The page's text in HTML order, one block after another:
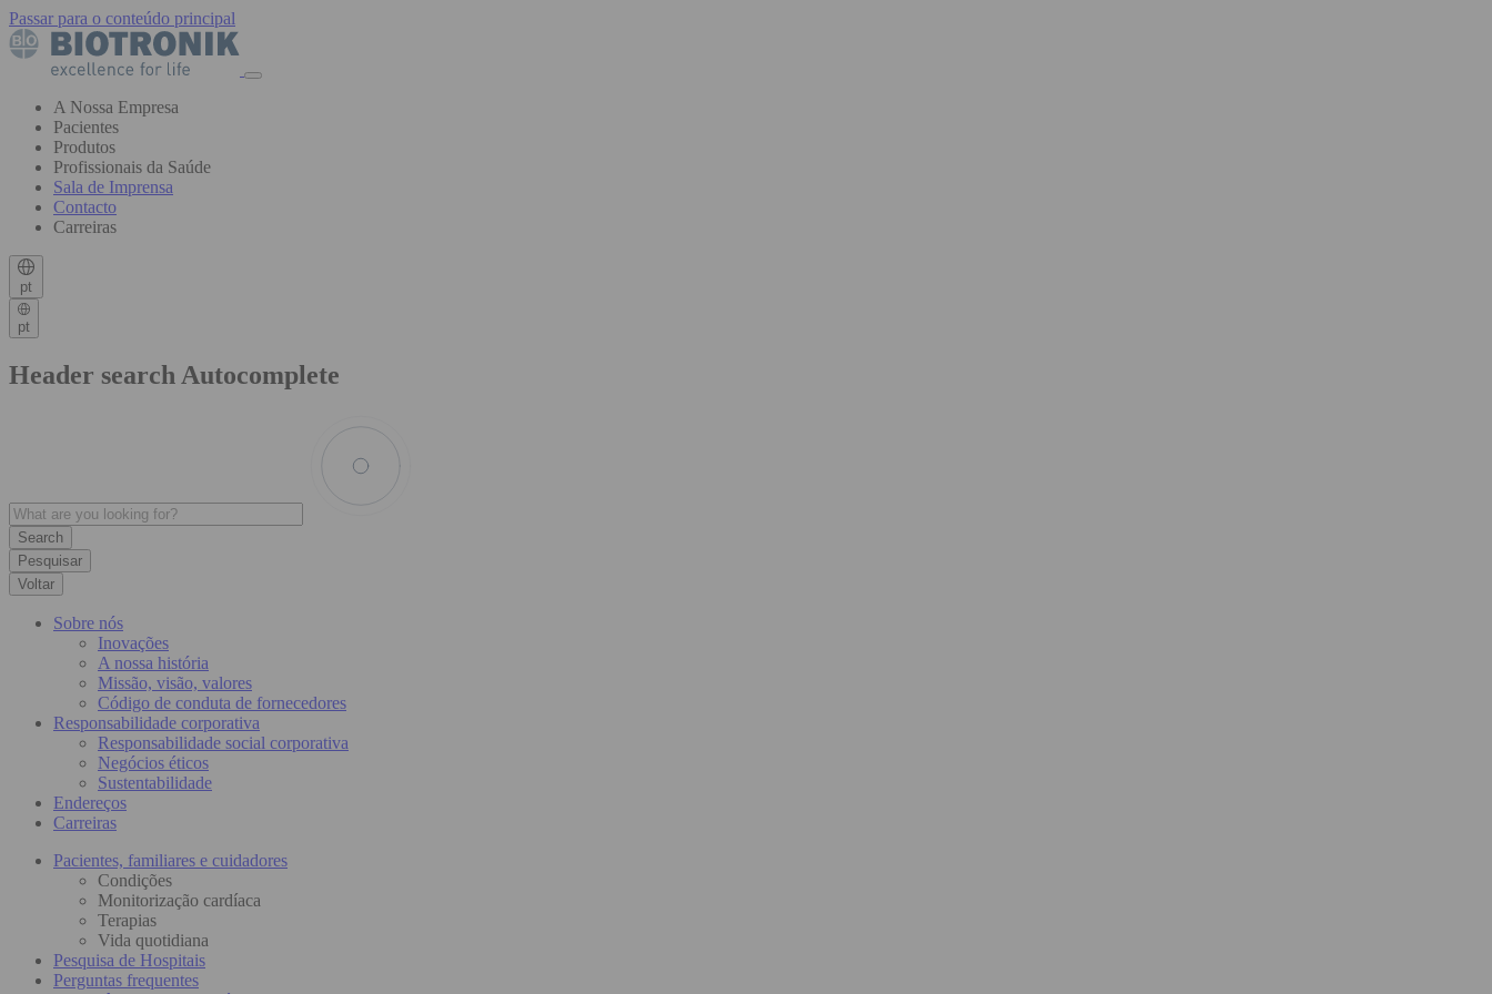
Passar para o conteúdo principal
A Nossa Empresa
Pacientes
Produtos
Profissionais da Saúde
Sala de Imprensa
Contacto
Carreiras
pt
pt
Header search Autocomplete
Pesquisar
Voltar
Sobre nós
Inovações
A nossa história
Missão, visão, valores
Código de conduta de fornecedores
Responsabilidade corporativa
Responsabilidade social corporativa
Negócios éticos
Sustentabilidade
Endereços
Carreiras
Pacientes, familiares e cuidadores
Condições
Monitorização cardíaca
Terapias
Vida quotidiana
Pesquisa de Hospitais
Perguntas frequentes